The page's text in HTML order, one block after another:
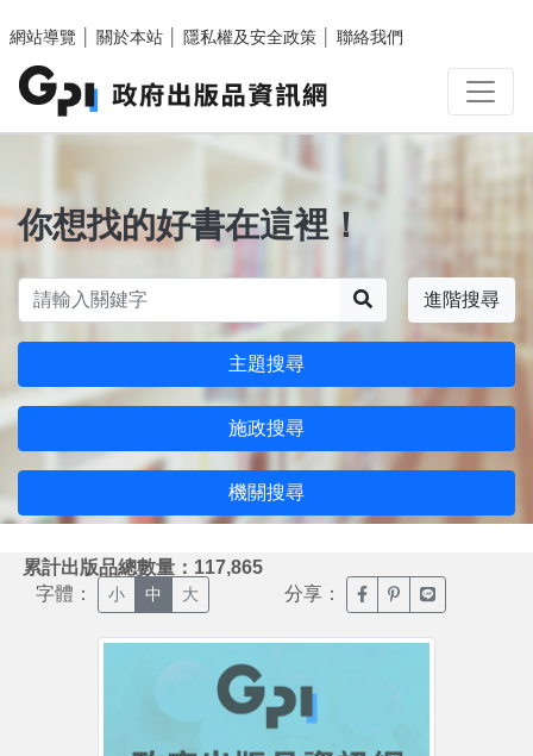
網站導覽
關於本站 隱私權及安全政策 聯絡我們
你想找的好書在這裡！
進階搜尋
主題搜尋
施政搜尋
機關搜尋
累計出版品總數量：117,865
字體： 小 中 大 分享： 臉書分享(另開新視窗)
噗浪分享(另開新
Line分享(另